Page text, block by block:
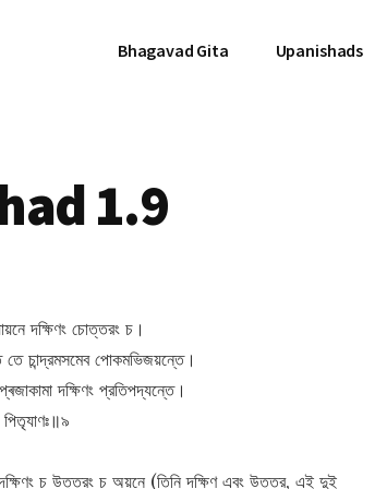
Bhagavad Gita Upanishads
1.9
দক্ষিণং চোত্তরং চ।
তে চান্দ্রমসমেব পোকমভিজয়ন্তে।
দক্ষিণং প্রতিপদ্যন্তে।
পিতৃযাণঃ॥৯
চ উত্তরং চ অয়নে (তিনি দক্ষিণ এবং উত্তর, এই দুই